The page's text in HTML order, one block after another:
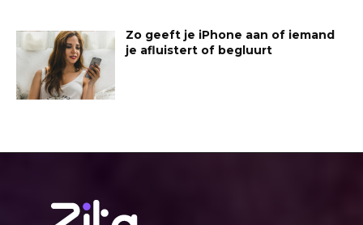
Zo geeft je iPhone aan of iemand
je afluistert of begluurt